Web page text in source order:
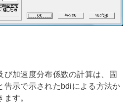
び加速度分布係数の計算は、固
告示で示されたbdiによる方法か
す。